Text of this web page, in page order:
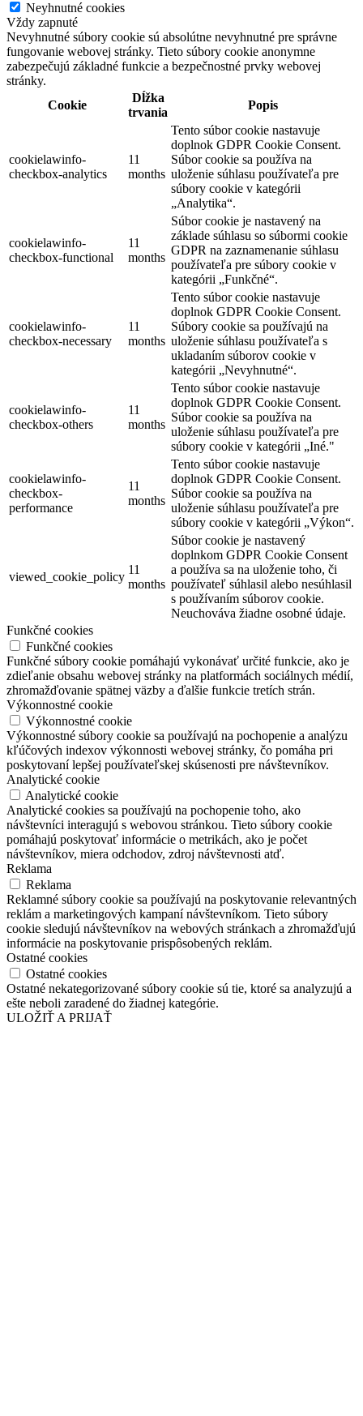
Neyhnutné cookies
Vždy zapnuté
Nevyhnutné súbory cookie sú absolútne nevyhnutné pre správne
fungovanie webovej stránky. Tieto súbory cookie anonymne
zabezpečujú základné funkcie a bezpečnostné prvky webovej
stránky.
Cookie
Dĺžka
trvania
Popis
cookielawinfo-
checkbox-analytics
11
months
Tento súbor cookie nastavuje
doplnok GDPR Cookie Consent.
Súbor cookie sa používa na
uloženie súhlasu používateľa pre
súbory cookie v kategórii
„Analytika“.
cookielawinfo-
checkbox-functional
11
months
Súbor cookie je nastavený na
základe súhlasu so súbormi cookie
GDPR na zaznamenanie súhlasu
používateľa pre súbory cookie v
kategórii „Funkčné“.
cookielawinfo-
checkbox-necessary
11
months
Tento súbor cookie nastavuje
doplnok GDPR Cookie Consent.
Súbory cookie sa používajú na
uloženie súhlasu používateľa s
ukladaním súborov cookie v
kategórii „Nevyhnutné“.
cookielawinfo-
checkbox-others
11
months
Tento súbor cookie nastavuje
doplnok GDPR Cookie Consent.
Súbor cookie sa používa na
uloženie súhlasu používateľa pre
súbory cookie v kategórii „Iné."
cookielawinfo-
checkbox-
performance
11
months
Tento súbor cookie nastavuje
doplnok GDPR Cookie Consent.
Súbor cookie sa používa na
uloženie súhlasu používateľa pre
súbory cookie v kategórii „Výkon“.
viewed_cookie_policy
11
months
Súbor cookie je nastavený
doplnkom GDPR Cookie Consent
a používa sa na uloženie toho, či
používateľ súhlasil alebo nesúhlasil
s používaním súborov cookie.
Neuchováva žiadne osobné údaje.
Funkčné cookies
Funkčné cookies
Funkčné súbory cookie pomáhajú vykonávať určité funkcie, ako je
zdieľanie obsahu webovej stránky na platformách sociálnych médií,
zhromažďovanie spätnej väzby a ďalšie funkcie tretích strán.
Výkonnostné cookie
Výkonnostné cookie
Výkonnostné súbory cookie sa používajú na pochopenie a analýzu
kľúčových indexov výkonnosti webovej stránky, čo pomáha pri
poskytovaní lepšej používateľskej skúsenosti pre návštevníkov.
Analytické cookie
Analytické cookie
Analytické cookies sa používajú na pochopenie toho, ako
návštevníci interagujú s webovou stránkou. Tieto súbory cookie
pomáhajú poskytovať informácie o metrikách, ako je počet
návštevníkov, miera odchodov, zdroj návštevnosti atď.
Reklama
Reklama
Reklamné súbory cookie sa používajú na poskytovanie relevantných
reklám a marketingových kampaní návštevníkom. Tieto súbory
cookie sledujú návštevníkov na webových stránkach a zhromažďujú
informácie na poskytovanie prispôsobených reklám.
Ostatné cookies
Ostatné cookies
Ostatné nekategorizované súbory cookie sú tie, ktoré sa analyzujú a
ešte neboli zaradené do žiadnej kategórie.
ULOŽIŤ A PRIJAŤ